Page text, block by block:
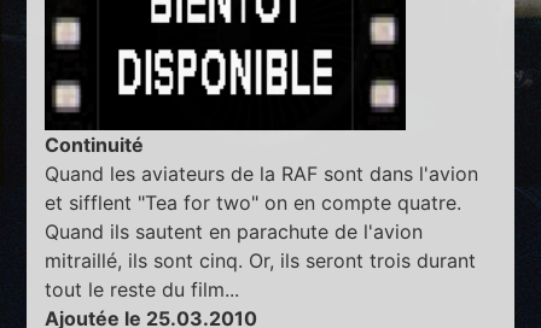
Continuité
Quand les aviateurs de la RAF sont dans l'avion
et sifflent "Tea for two" on en compte quatre.
Quand ils sautent en parachute de l'avion
mitraillé, ils sont cinq. Or, ils seront trois durant
tout le reste du film...
Ajoutée le 25.03.2010